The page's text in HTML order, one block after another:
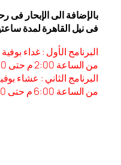
بالإضافة الى الإبحار فى
فى نيل القاهرة لمدة
البرنامج الأول : غداء
من الساعة 2:00 م حتى 5:00 م
البرنامج الثاني : عشاء
من الساعة 6:00
م حتى 9:00 م